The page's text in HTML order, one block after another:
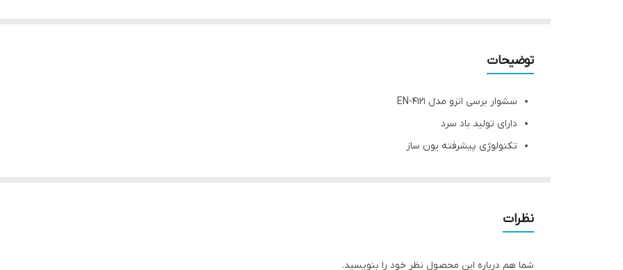
توضیحات
سشوار برسی انزو مدل EN-4121
دارای تولید باد سرد
تکنولوژی پیشرفته یون ساز
با قابلیت چرخش 360 درجه سیم
مناسب برای انواع مدل مو مخصوصاً فر و صاف
نظرات
شما هم درباره این محصول نظر خود را بنویسید.